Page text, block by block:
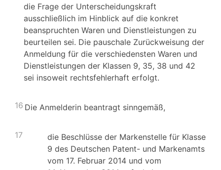
die Frage der Unterscheidungskraft
ausschließlich im Hinblick auf die konkret
beanspruchten Waren und Dienstleistungen zu
beurteilen sei. Die pauschale Zurückweisung der
Anmeldung für die verschiedensten Waren und
Dienstleistungen der Klassen 9, 35, 38 und 42
sei insoweit rechtsfehlerhaft erfolgt.
16 Die Anmelderin beantragt sinngemäß,
17
die Beschlüsse der Markenstelle für Klasse
9 des Deutschen Patent- und Markenamts
vom 17. Februar 2014 und vom